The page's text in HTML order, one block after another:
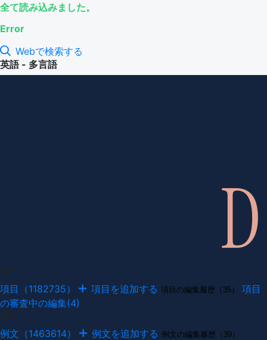
全て読み込みました。
Error
Webで検索する
英語 - 多言語
項目（1182735） 項目を追加する 項目の編集履歴（35）
項目
の審査中の編集(4)
例文（1463614） 例文を追加する 例文の編集履歴（39）